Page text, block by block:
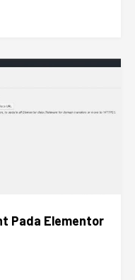
Pada Elementor